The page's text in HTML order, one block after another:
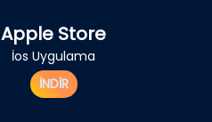
Apple Store
İos Uygulama
İNDİR